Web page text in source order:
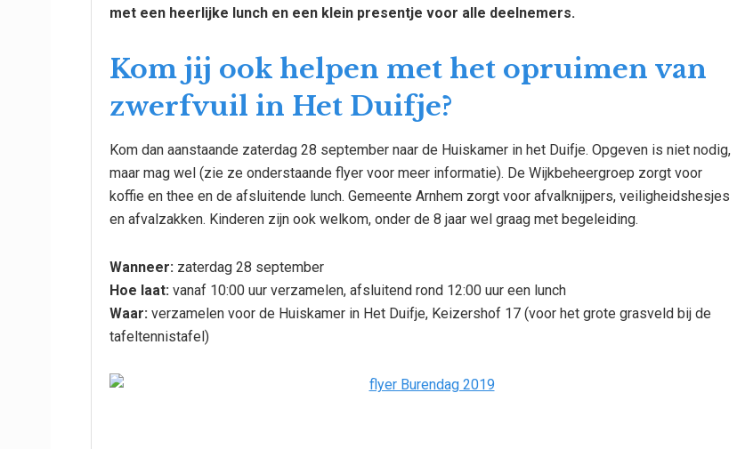
met een heerlijke lunch en een klein presentje voor alle deelnemers.
Kom jij ook helpen met het opruimen van
zwerfvuil in Het Duifje?
Kom dan aanstaande zaterdag 28 september naar de Huiskamer in het Duifje. Opgeven is niet nodig,
maar mag wel (zie ze onderstaande flyer voor meer informatie). De Wijkbeheergroep zorgt voor
koffie en thee en de afsluitende lunch. Gemeente Arnhem zorgt voor afvalknijpers, veiligheidshesjes
en afvalzakken. Kinderen zijn ook welkom, onder de 8 jaar wel graag met begeleiding.
Wanneer: zaterdag 28 september
Hoe laat: vanaf 10:00 uur verzamelen, afsluitend rond 12:00 uur een lunch
Waar: verzamelen voor de Huiskamer in Het Duifje, Keizershof 17 (voor het grote grasveld bij de
tafeltennistafel)